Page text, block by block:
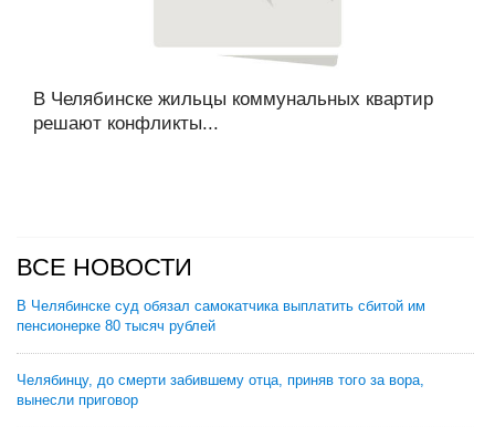
В Челябинске жильцы коммунальных квартир
решают конфликты...
ВСЕ НОВОСТИ
В Челябинске суд обязал самокатчика выплатить сбитой им
пенсионерке 80 тысяч рублей
Челябинцу, до смерти забившему отца, приняв того за вора,
вынесли приговор